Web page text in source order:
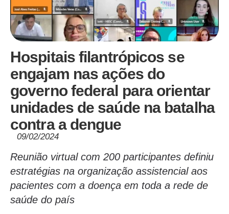
Hospitais filantrópicos se
engajam nas ações do
governo federal para orientar
unidades de saúde na batalha
contra a dengue
09/02/2024
Reunião virtual com 200 participantes definiu
estratégias na organização assistencial aos
pacientes com a doença em toda a rede de
saúde do país